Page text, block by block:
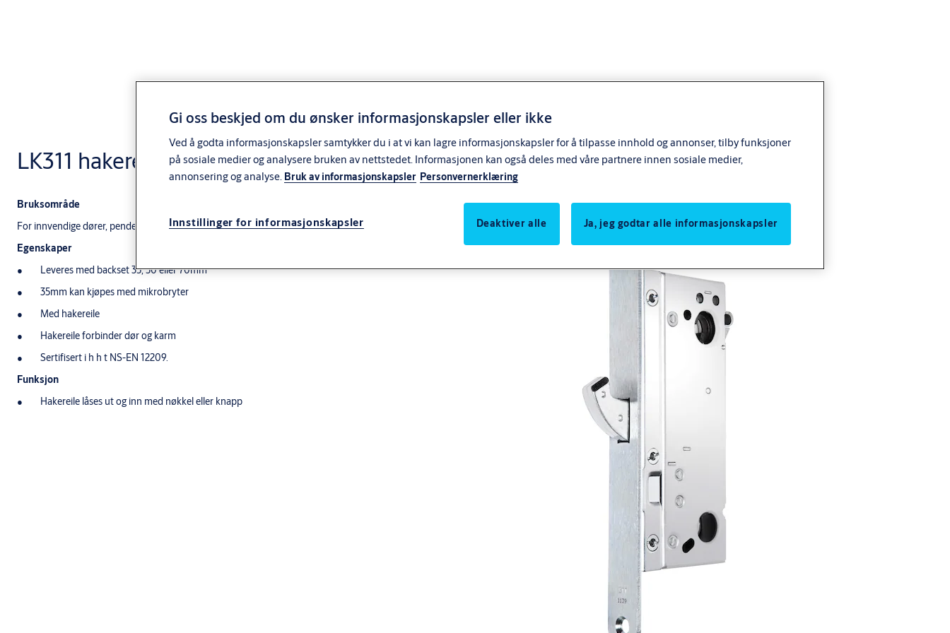
LK311 hakereilelås
Bruksområde
For innvendige dører, pendeldører, butikk- og inngangsdører.
Egenskaper
Leveres med backset 35, 50 eller 70mm
35mm kan kjøpes med mikrobryter
Med hakereile
Hakereile forbinder dør og karm
Sertifisert i h h t NS-EN 12209.
Funksjon
Hakereile låses ut og inn med nøkkel eller knapp
Gi oss beskjed om du ønsker informasjonskapsler eller ikke
Ved å godta informasjonskapsler samtykker du i at vi kan lagre informasjonskapsler for å tilpasse innhold og annonser, tilby funksjoner
på sosiale medier og analysere bruken av nettstedet. Informasjonen kan også deles med våre partnere innen sosiale medier,
annonsering og analyse. Bruk av informasjonskapsler Personvernerklæring
Innstillinger for informasjonskapsler Deaktiver alle Ja, jeg godtar alle informasjonskapsler